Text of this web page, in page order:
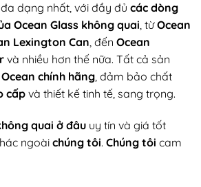
đa dạng nhất, với đầy đủ các dòng
Ocean Glass không quai, từOcean
Lexington Can, đến Ocean
và nhiều hơn thế nữa. Tất cả sản
chính hãng, đảm bảo chất
cấpvà thiết kế tinh tế, sang trọng.
quai ở đâu uy tín và giá tốt
ngoài chúng tôi. Chúng tôi cam